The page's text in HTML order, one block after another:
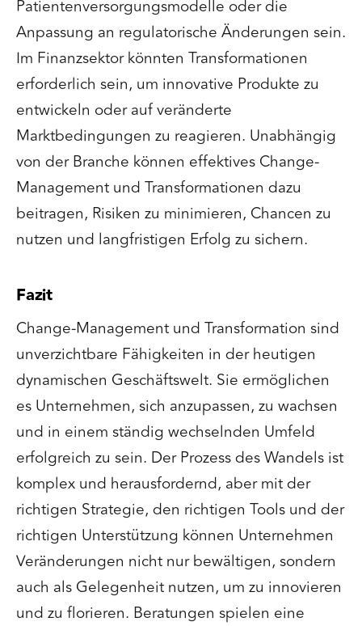
Patientenversorgungsmodelle oder die
Anpassung an regulatorische Änderungen sein.
Im Finanzsektor könnten Transformationen
erforderlich sein, um innovative Produkte zu
entwickeln oder auf veränderte
Marktbedingungen zu reagieren. Unabhängig
von der Branche können effektives Change-
Management und Transformationen dazu
beitragen, Risiken zu minimieren, Chancen zu
nutzen und langfristigen Erfolg zu sichern.
Fazit
Change-Management und Transformation sind
unverzichtbare Fähigkeiten in der heutigen
dynamischen Geschäftswelt. Sie ermöglichen
es Unternehmen, sich anzupassen, zu wachsen
und in einem ständig wechselnden Umfeld
erfolgreich zu sein. Der Prozess des Wandels ist
komplex und herausfordernd, aber mit der
richtigen Strategie, den richtigen Tools und der
richtigen Unterstützung können Unternehmen
Veränderungen nicht nur bewältigen, sondern
auch als Gelegenheit nutzen, um zu innovieren
und zu florieren. Beratungen spielen eine